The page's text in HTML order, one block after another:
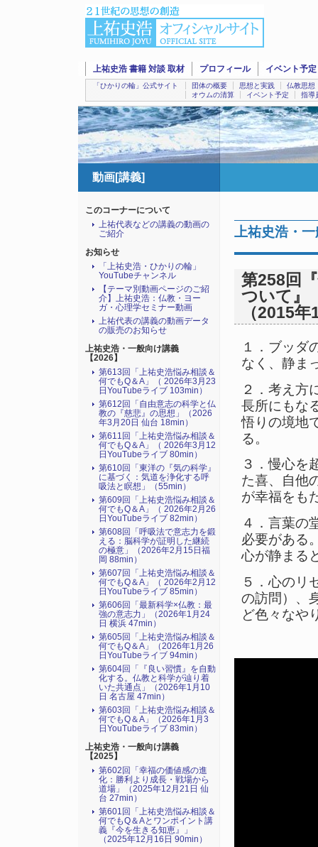
上祐史浩 書籍 対談 取材 プロフィール イベント予定
「ひかりの輪」公式サイト 団体の概要 思想と実践
仏教思想
オウムの清算
イベント予定 指導
動画[講義]
上祐史浩・
第258回
ついて』
（2015
１．ブッダ
なく、静ま
２．考え方
長所にもな
悟りの境地
る。
３．慢心を
た喜、自他
が幸福をも
４．言葉の
必要がある
心が静まる
５．心のリ
の訪問）、
ど色々なや
このコーナーについて
上祐代表などの講義の動画の
ご紹介
お知らせ
「上祐史浩・ひかりの輪」
YouTubeチャンネル
【テーマ別動画ページのご紹
介】上祐史浩：仏教・ヨー
ガ・心理学セミナー動画
上祐代表の講義の動画データ
の販売のお知らせ
上祐史浩・一般向け講義
【2026】
第613回「上祐史浩悩み相談＆
何でもQ＆A」（ 2026年3月23
日YouTubeライブ 103min）
第612回「自由意志の科学と仏
教の『慈悲』の思想」（2026
年3月20日 仙台 18min）
第611回「上祐史浩悩み相談＆
何でもQ＆A」（ 2026年3月12
日YouTubeライブ 80min）
第610回「東洋の『気の科学』
に基づく：気道を浄化する呼
吸法と瞑想」（55min）
第609回「上祐史浩悩み相談＆
何でもQ＆A」（ 2026年2月26
日YouTubeライブ 82min）
第608回「呼吸法で意志力を鍛
える：脳科学が証明した継続
の極意」（2026年2月15日福
岡 88min）
第607回「上祐史浩悩み相談＆
何でもQ＆A」（ 2026年2月12
日YouTubeライブ 85min）
第606回「最新科学×仏教：最
強の意志力」（2026年1月24
日 横浜 47min）
第605回「上祐史浩悩み相談＆
何でもQ＆A」（2026年1月26
日YouTubeライブ 94min）
第604回「『良い習慣』を自動
化する。仏教と科学が辿り着
いた共通点」（2026年1月10
日 名古屋 47min）
第603回「上祐史浩悩み相談＆
何でもQ＆A」（2026年1月3
日YouTubeライブ 83min）
上祐史浩・一般向け講義
【2025】
第602回「幸福の価値感の進
化：勝利より成長・戦場から
道場」（2025年12月21日 仙
台 27min）
第601回「上祐史浩悩み相談＆
何でもQ＆Aとワンポイント講
義『今を生きる知恵』」
（2025年12月16日 90min）